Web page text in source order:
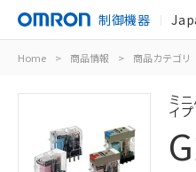
制御機器
Home > 商品情報 > 商品カテゴリ
ミ
イプ